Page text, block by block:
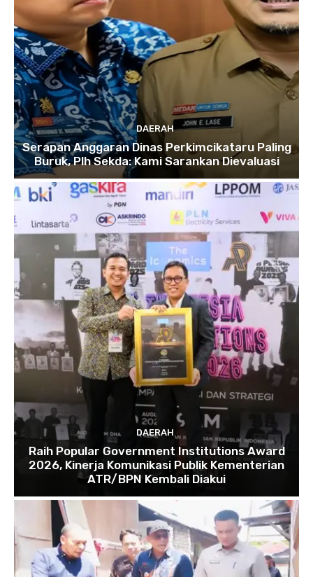
DAERAH
Serapan Anggaran Dinas Perkimcikataru Paling
Buruk, Plh Sekda: Kami Sarankan Dievaluasi
DAERAH
Raih Popular Government Institutions Award
2026, Kinerja Komunikasi Publik Kementerian
ATR/BPN Kembali Diakui